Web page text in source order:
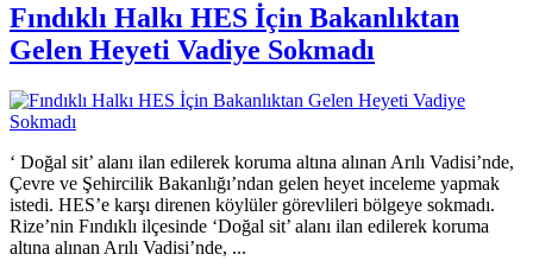
Fındıklı Halkı HES İçin Bakanlıktan
Gelen Heyeti Vadiye Sokmadı
‘ Doğal sit’ alanı ilan edilerek koruma altına alınan Arılı Vadisi’nde,
Çevre ve Şehircilik Bakanlığı’ndan gelen heyet inceleme yapmak
istedi. HES’e karşı direnen köylüler görevlileri bölgeye sokmadı.
Rize’nin Fındıklı ilçesinde ‘Doğal sit’ alanı ilan edilerek koruma
altına alınan Arılı Vadisi’nde, ...